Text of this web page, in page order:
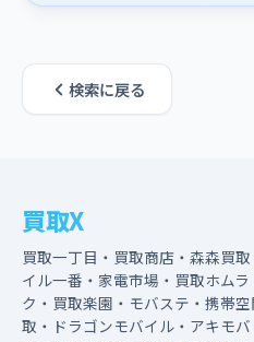
検索に戻る
買取X
買取一丁目・買取商店・森森買
イル一番・家電市場・買取ホム
ク・買取楽園・モバステ・携帯
取・ドラゴンモバイル・アキモ